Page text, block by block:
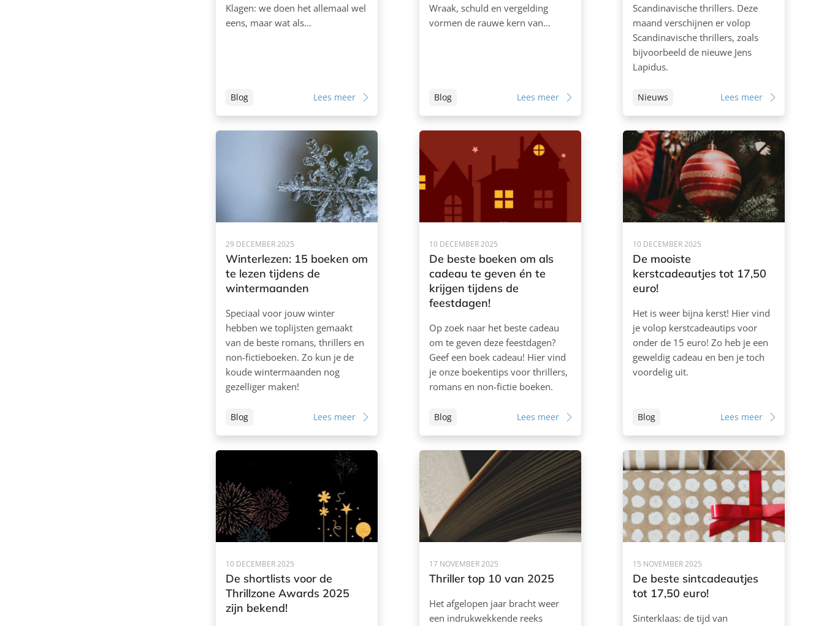
Klagen: we doen het allemaal wel
eens, maar wat als…
Blog Lees meer
Wraak, schuld en vergelding
vormen de rauwe kern van…
Blog Lees meer
Scandinavische thrillers. Deze
maand verschijnen er volop
Scandinavische thrillers, zoals
bijvoorbeeld de nieuwe Jens
Lapidus.
Nieuws Lees meer
29 DECEMBER 2025
Winterlezen: 15 boeken om
te lezen tijdens de
wintermaanden
Speciaal voor jouw winter
hebben we toplijsten gemaakt
van de beste romans, thrillers en
non-fictieboeken. Zo kun je de
koude wintermaanden nog
gezelliger maken!
Blog Lees meer
10 DECEMBER 2025
De beste boeken om als
cadeau te geven én te
krijgen tijdens de
feestdagen!
Op zoek naar het beste cadeau
om te geven deze feestdagen?
Geef een boek cadeau! Hier vind
je onze boekentips voor thrillers,
romans en non-fictie boeken.
Blog Lees meer
10 DECEMBER 2025
De mooiste
kerstcadeautjes tot 17,50
euro!
Het is weer bijna kerst! Hier vind
je volop kerstcadeautips voor
onder de 15 euro! Zo heb je een
geweldig cadeau en ben je toch
voordelig uit.
Blog Lees meer
10 DECEMBER 2025
De shortlists voor de
Thrillzone Awards 2025
zijn bekend!
17 NOVEMBER 2025
Thriller top 10 van 2025
Het afgelopen jaar bracht weer
een indrukwekkende reeks
15 NOVEMBER 2025
De beste sintcadeautjes
tot 17,50 euro!
Sinterklaas: de tijd van